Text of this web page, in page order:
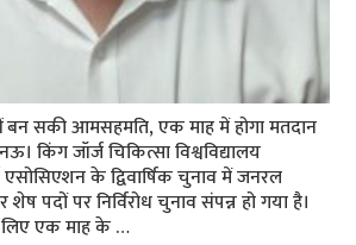
बन सकी आमसहमति, एक माह में होगा मतदान
किंग जॉर्ज चिकित्सा विश्वविद्यालय
के द्विवार्षिक चुनाव में जनरल
पदों पर निर्विरोध चुनाव संपन्न हो गया है।
एक माह के …